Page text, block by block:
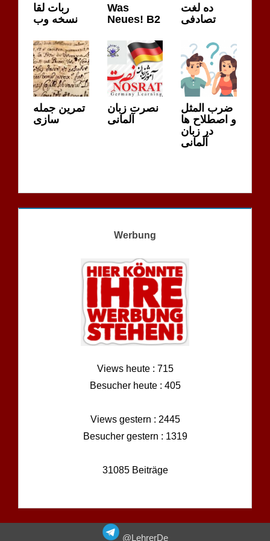
ربات لقا
نسخه وب
Was
Neues! B2
ده لغت
تصادفی
تمرین جمله
سازی
نصرت زبان
آلمانی
ضرب المثل
و اصطلاح ها
در زبان
آلمانی
Werbung
Views heute : 715
Besucher heute : 405
Views gestern : 2445
Besucher gestern : 1319
31085 Beiträge
@LehrerDe